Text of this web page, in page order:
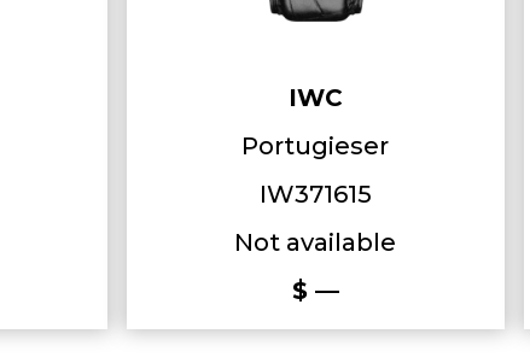
IWC
Portugieser
IW371615
Not available
$ —